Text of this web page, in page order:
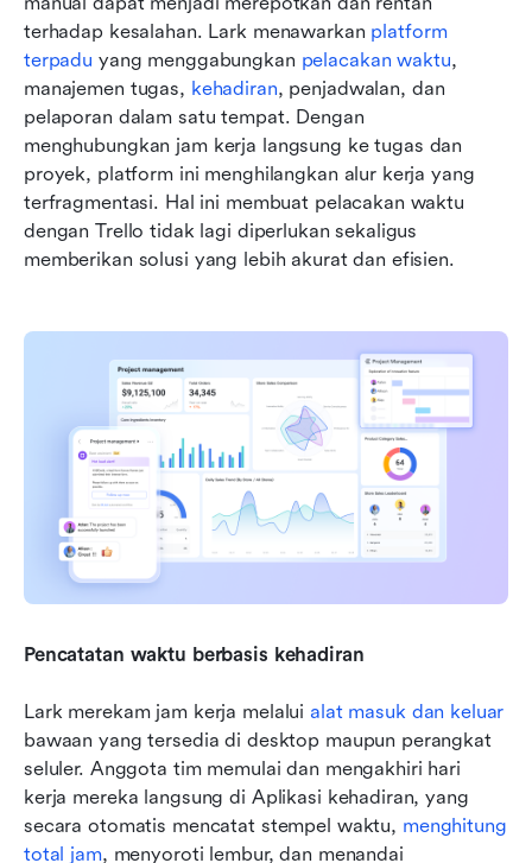
terhadap kesalahan. Lark menawarkan platform
terpadu yang menggabungkan pelacakan waktu,
manajemen tugas, kehadiran, penjadwalan, dan
pelaporan dalam satu tempat. Dengan
menghubungkan jam kerja langsung ke tugas dan
proyek, platform ini menghilangkan alur kerja yang
terfragmentasi. Hal ini membuat pelacakan waktu
dengan Trello tidak lagi diperlukan sekaligus
memberikan solusi yang lebih akurat dan efisien.
Pencatatan waktu berbasis kehadiran
Lark merekam jam kerja melalui alat masuk dan keluar
bawaan yang tersedia di desktop maupun perangkat
seluler. Anggota tim memulai dan mengakhiri hari
kerja mereka langsung di Aplikasi kehadiran, yang
secara otomatis mencatat stempel waktu, menghitung
total jam, menyoroti lembur, dan menandai